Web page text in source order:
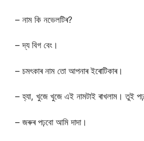
– নাম কি নভেলটিৰ?
– দ্য বিগ বেং।
– চমৎকাৰ নাম তো আপনাৰ ইৰোটিকাৰ।
– হ্যা, খুজে খুজে এই নামটাই ৰাখলাম। তুই
– জৰুৰ পঢ়বো আমি দাদা।